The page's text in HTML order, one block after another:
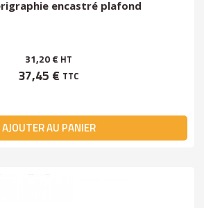
encastré plafond
31,20 € HT
37,45 € TTC
AJOUTER AU PANIER